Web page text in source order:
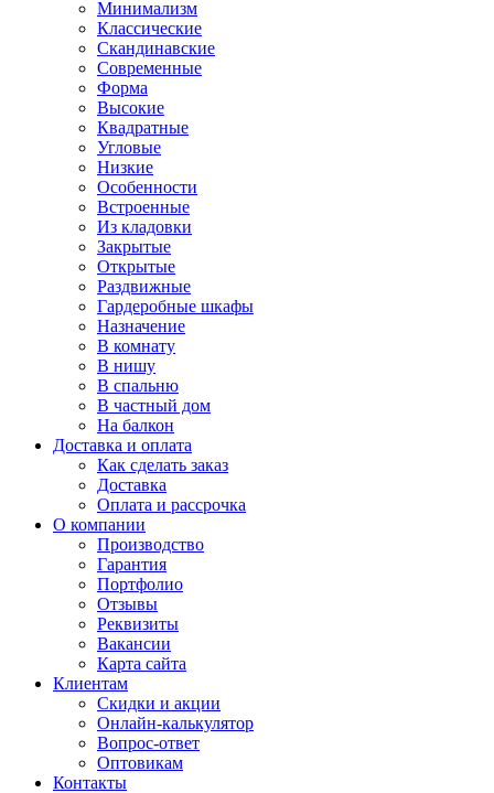
Минимализм
Классические
Скандинавские
Современные
Форма
Высокие
Квадратные
Угловые
Низкие
Особенности
Встроенные
Из кладовки
Закрытые
Открытые
Раздвижные
Гардеробные шкафы
Назначение
В комнату
В нишу
В спальню
В частный дом
На балкон
Доставка и оплата
Как сделать заказ
Доставка
Оплата и рассрочка
О компании
Производство
Гарантия
Портфолио
Отзывы
Реквизиты
Вакансии
Карта сайта
Клиентам
Скидки и акции
Онлайн-калькулятор
Вопрос-ответ
Оптовикам
Контакты